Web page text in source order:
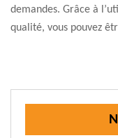
demandes. Grâce à
qualité, vous pouvez